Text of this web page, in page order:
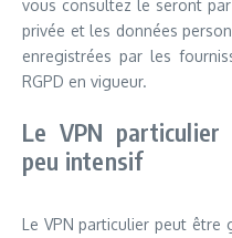
vous consultez le seront
privée et les données
enregistrées par les
RGPD en vigueur.
Le VPN
peu intensif
Le VPN particulier peut être